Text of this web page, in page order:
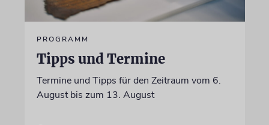
PROGRAMM
Tipps und Termine
Termine und Tipps für den Zeitraum vom 6.
August bis zum 13. August